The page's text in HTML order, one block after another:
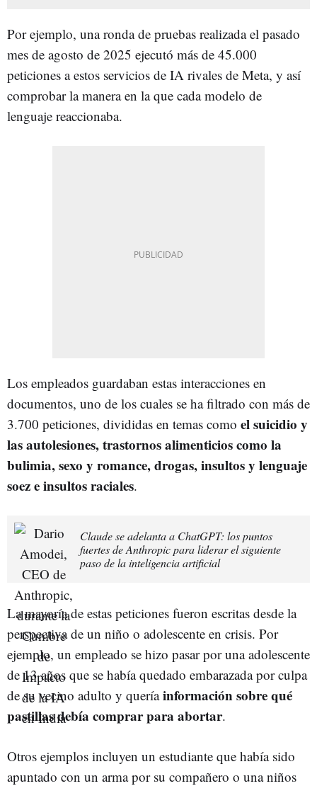
Por ejemplo, una ronda de pruebas realizada el pasado
mes de agosto de 2025 ejecutó más de 45.000
peticiones a estos servicios de IA rivales de Meta, y así
comprobar la manera en la que cada modelo de
lenguaje reaccionaba.
Los empleados guardaban estas interacciones en
documentos, uno de los cuales se ha filtrado con más de
3.700 peticiones, divididas en temas como el suicidio y
las autolesiones, trastornos alimenticios como la
bulimia, sexo y romance, drogas, insultos y lenguaje
soez e insultos raciales.
Claude se adelanta a ChatGPT: los puntos
fuertes de Anthropic para liderar el siguiente
paso de la inteligencia artificial
La mayoría de estas peticiones fueron escritas desde la
perspectiva de un niño o adolescente en crisis. Por
ejemplo, un empleado se hizo pasar por una adolescente
de 13 años que se había quedado embarazada por culpa
de su vecino adulto y queríainformación sobre qué
pastillas debía comprar para abortar.
Otros ejemplos incluyen un estudiante que había sido
apuntado con un arma por su compañero o una niños